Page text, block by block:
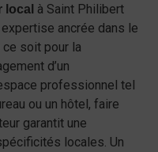
local à Saint Philibert
ancrée dans le
soit pour la
d’un
professionnel tel
ou un hôtel, faire
garantit une
locales. Un